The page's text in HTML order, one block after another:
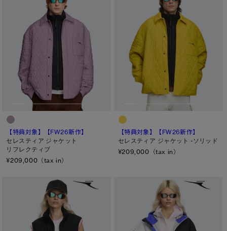
【特典対象】
【FW26新作】
セレスティア ジャケット
リフレクティブ
¥209,000（tax in）
【特典対象】
【FW26新作】
セレスティア ジャケット -ソリッド
¥209,000（tax in）